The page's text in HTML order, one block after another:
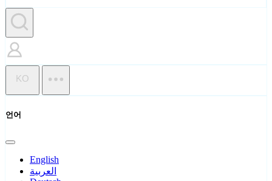
KO
언어
English
العربية